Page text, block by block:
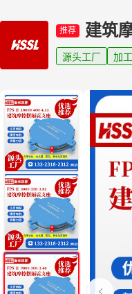
推荐 建筑
源头工厂 加